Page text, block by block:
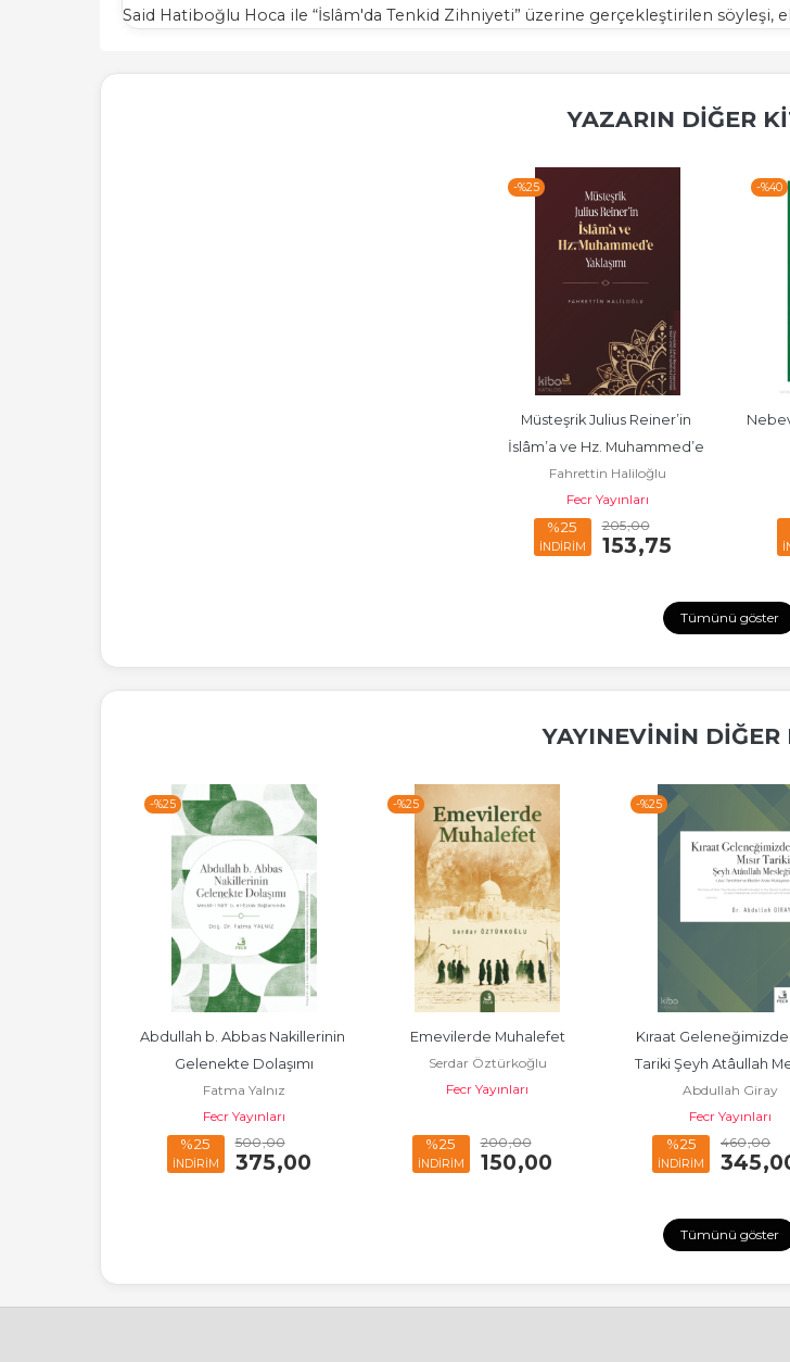
Said Hatiboğlu Hoca ile “İslâm'da Tenkid Zihniyeti” üzerine gerçekleştirilen söyleşi,
YAZARIN DIĞER
-%25
Müsteşrik Julius Reiner’in
İslâm’a ve Hz. Muhammed’e
Yaklaşımı
Fahrettin Haliloğlu
Fecr Yayınları
%25
İNDİRİM
205,00
153,75
-%40
Tümünü göster
YAYINEVININ
-%25
Abdullah b. Abbas Nakillerinin
Gelenekte Dolaşımı
Fatma Yalnız
Fecr Yayınları
%25
İNDİRİM
500,00
375,00
-%25
Emevilerde Muhalefet
Serdar Öztürkoğlu
Fecr Yayınları
%25
İNDİRİM
200,00
150,00
-%25
Kıraat Geleneğimizde
Tariki Şeyh Atâullah
Abdullah Giray
Fecr Yayınları
%25
İNDİRİM
460,00
345
Tümünü göster